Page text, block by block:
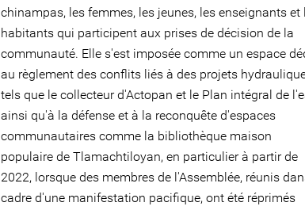
chinampas, les femmes, les jeunes, les enseignants et
habitants qui participent aux prises de décision de la
communauté. Elle s'est imposée comme un espace
au règlement des conflits liés à des projets
tels que le collecteur d'Actopan et le Plan intégral de
ainsi qu'à la défense et à la reconquête d'espaces
communautaires comme la bibliothèque maison
populaire de Tlamachtiloyan, en particulier à partir de
2022, lorsque des membres de l'Assemblée, réunis
cadre d'une manifestation pacifique, ont été réprimés